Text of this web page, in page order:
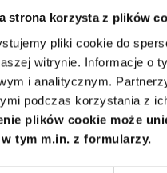
strona korzysta z plików
pliki cookie do
witrynie. Informacje o
i analitycznym.
podczas korzystania z
plików cookie może
tym m.in. z formularzy.